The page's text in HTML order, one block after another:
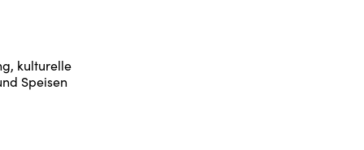
kulturelle
Speisen